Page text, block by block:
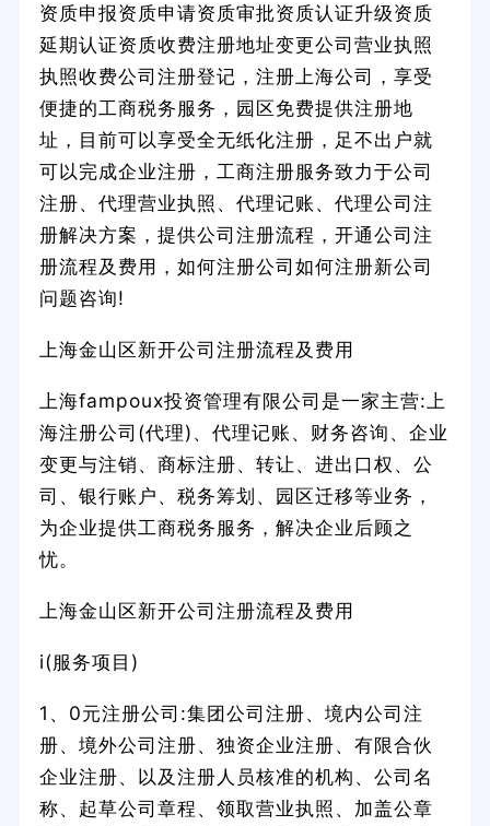
资质申报资质申请资质审批资质认证升级资质
延期认证资质收费注册地址变更公司营业执照
执照收费公司注册登记，注册上海公司，享受
便捷的工商税务服务，园区免费提供注册地
址，目前可以享受全无纸化注册，足不出户就
可以完成企业注册，工商注册服务致力于公司
注册、代理营业执照、代理记账、代理公司注
册解决方案，提供公司注册流程，开通公司注
册流程及费用，如何注册公司如何注册新公司
问题咨询!
上海金山区新开公司注册流程及费用
上海fampoux投资管理有限公司是一家主营:上
海注册公司(代理)、代理记账、财务咨询、企业
变更与注销、商标注册、转让、进出口权、公
司、银行账户、税务筹划、园区迁移等业务，
为企业提供工商税务服务，解决企业后顾之
忧。
上海金山区新开公司注册流程及费用
i(服务项目)
1、0元注册公司:集团公司注册、境内公司注
册、境外公司注册、独资企业注册、有限合伙
企业注册、以及注册人员核准的机构、公司名
称、起草公司章程、领取营业执照、加盖公章